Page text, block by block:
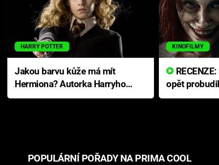
HARRY POTTER
Jakou barvu kůže má mít
Hermiona? Autorka Harryho
Pottera přišla s ráznou
KINOFILMY
opět
přichází s
POPULÁRNÍ POŘADY NA PRIMA COOL